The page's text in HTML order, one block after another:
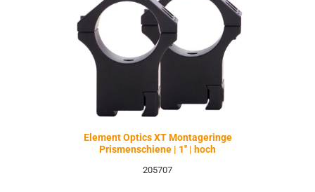
Element Optics XT Montageringe
Prismenschiene | 1'' | hoch
205707